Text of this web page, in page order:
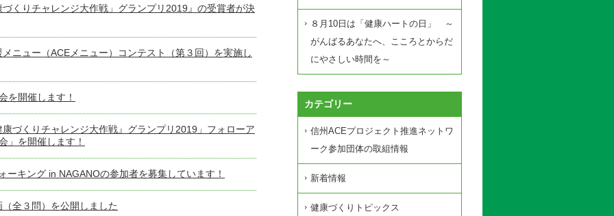
づくりチャレンジ大作戦」グランプリ2019』の受賞者が決
ニュー（ACEメニュー）コンテスト（第３回）を実施し
を開催します！
康づくりチャレンジ大作戦』グランプリ2019」フォローア
」を開催します！
ーキング in NAGANOの参加者を募集しています！
全３問）を公開しました
８月10日は「健康ハートの日」 ～
がんばるあなたへ、こころとからだ
にやさしい時間を～
カテゴリー
信州ACEプロジェクト推進ネットワ
ーク参加団体の取組情報
新着情報
健康づくりトピックス